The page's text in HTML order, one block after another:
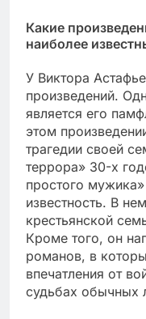
Какие
наиболее
У Виктора
произведений.
является его
этом
трагедии своей
террора» 30-х
простого
известность. В
крестьянской
Кроме того, он
романов, в
впечатления от
судьбах обычных